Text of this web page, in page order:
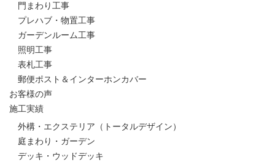
門まわり工事
プレハブ・物置工事
ガーデンルーム工事
照明工事
表札工事
郵便ポスト＆インターホンカバー
お客様の声
施工実績
外構・エクステリア（トータルデザイン）
庭まわり・ガーデン
デッキ・ウッドデッキ